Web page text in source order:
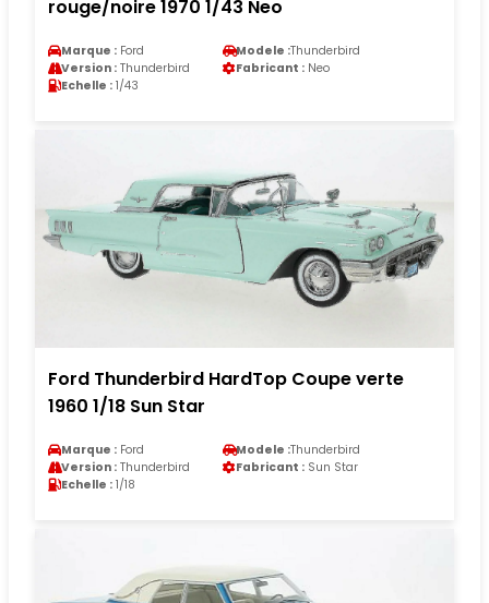
rouge/noire 1970 1/43 Neo
Marque : Ford Modele :Thunderbird
Version : Thunderbird Fabricant : Neo
Echelle : 1/43
Ford Thunderbird HardTop Coupe verte
1960 1/18 Sun Star
Marque : Ford Modele :Thunderbird
Version : Thunderbird Fabricant : Sun Star
Echelle : 1/18